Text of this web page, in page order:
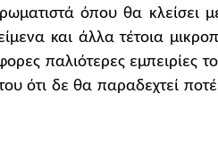
όπου θα κλείσει
και άλλα τέτοια
παλιότερες εμπειρίες
ότι δε θα παραδεχτεί